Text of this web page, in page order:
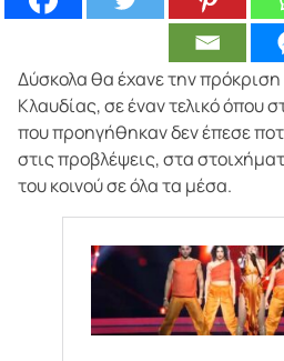
Δύσκολα θα έχανε την
Κλαυδίας, σε έναν τελικό όπου
που προηγήθηκαν δεν έπεσε
στις προβλέψεις, στα
του κοινού σε όλα τα μέσα.